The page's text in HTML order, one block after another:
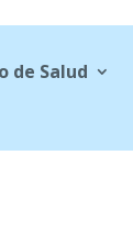
de Salud